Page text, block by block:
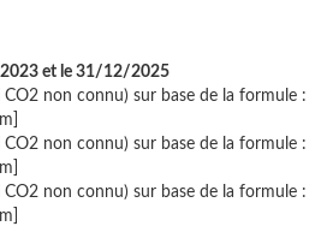
et le 31/12/2025
CO2 non connu) sur base de la formule :
CO2 non connu) sur base de la formule :
CO2 non connu) sur base de la formule :